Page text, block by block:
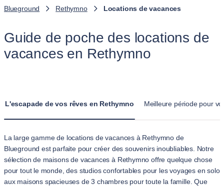
Blueground Rethymno Locations de vacances
Guide de poche des locations de
vacances en Rethymno
L'escapade de vos rêves en Rethymno Meilleure période pour
La large gamme de locations de vacances à Rethymno de
Blueground est parfaite pour créer des souvenirs inoubliables. Notre
sélection de maisons de vacances à Rethymno offre quelque chose
pour tout le monde, des studios confortables pour les voyages en solo
aux maisons spacieuses de 3 chambres pour toute la famille. Que